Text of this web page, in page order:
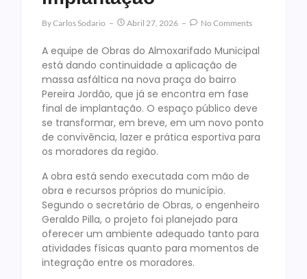
ByCarlos Sodario Abril 27, 2026 No Comments
A equipe de Obras do Almoxarifado Municipal
está dando continuidade a aplicação de
massa asfáltica na nova praça do bairro
Pereira Jordão, que já se encontra em fase
final de implantação. O espaço público deve
se transformar, em breve, em um novo ponto
de convivência, lazer e prática esportiva para
os moradores da região.
A obra está sendo executada com mão de
obra e recursos próprios do município.
Segundo o secretário de Obras, o engenheiro
Geraldo Pilla, o projeto foi planejado para
oferecer um ambiente adequado tanto para
atividades físicas quanto para momentos de
integração entre os moradores.